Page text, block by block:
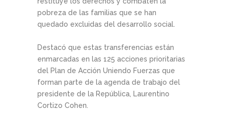
pobreza de las familias que se han
quedado excluidas del desarrollo social.
Destacó que estas transferencias están
enmarcadas en las 125 acciones prioritarias
del Plan de Acción Uniendo Fuerzas que
forman parte de la agenda de trabajo del
presidente de la República, Laurentino
Cortizo Cohen.